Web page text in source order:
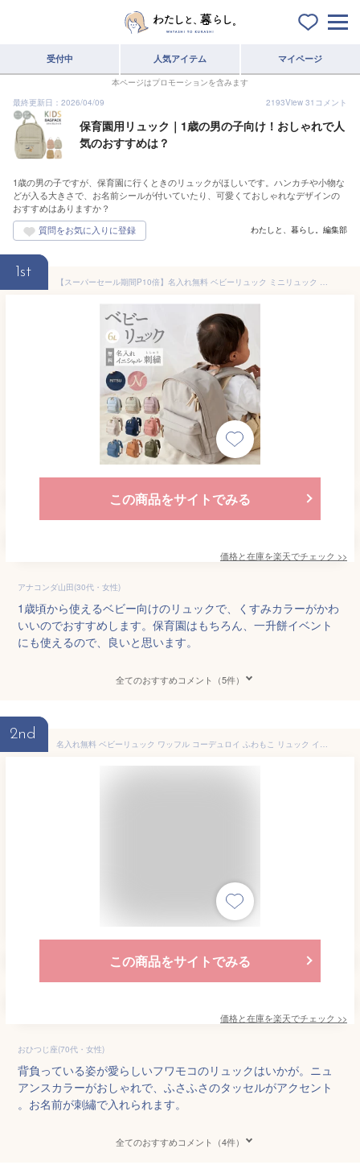
受付中 人気アイテム マイページ
本ページはプロモーションを含みます
最終更新日：2026/04/09
2193View 31 コメント
保育園用リュック｜1歳の男の子向け！おしゃれで人
気のおすすめは？
1歳の男の子ですが、保育園に行くときのリュックがほしいです。ハンカチや小物な
どが入る大きさで、お名前シールが付いていたり、可愛くておしゃれなデザインの
おすすめはありますか？
わたしと、暮らし。編集部
1st
【スーパーセール期間P10倍】名入れ無料 ベビーリュック ミニリュック イニシャル 刺繍 出産祝い 1歳誕生日 初節句 一升餅 背守り 一生餅お祝い 内祝い ギフトセット プレゼント 保育園 入園 入学 リュックサック 6L 選び取りカード emoka プレゼント
この商品をサイトでみる
価格と在庫を楽天でチェック >>
アナコンダ山田(30代・女性)
1歳頃から使えるベビー向けのリュックで、くすみカラーがかわ
いいのでおすすめします。保育園はもちろん、一升餅イベント
にも使えるので、良いと思います。
全てのおすすめコメント（5件）
2nd
名入れ無料 ベビーリュック ワッフル コーデュロイ ふわもこ リュック イニシャル お名前 刺繍 出産祝い 1歳 誕生日 選び取りカード 初節句 一升餅 背守り 一生餅お祝い 内祝い ギフトセット プレゼント 保育園 入園 リュックサック 3L ベビー emoka プレゼント
この商品をサイトでみる
価格と在庫を楽天でチェック >>
おひつじ座(70代・女性)
背負っている姿が愛らしいフワモコのリュックはいかが。ニュ
アンスカラーがおしゃれで、ふさふさのタッセルがアクセント
。お名前が刺繡で入れられます。
全てのおすすめコメント（4件）